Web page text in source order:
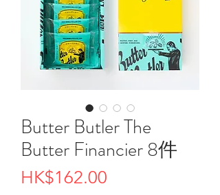
Butter Butler The
Butter Financier 8件
HK$162.00